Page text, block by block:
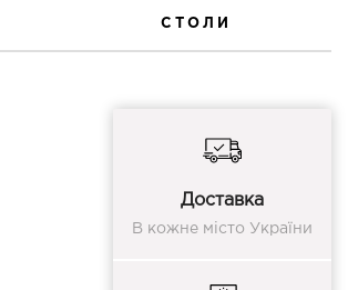
СТОЛИ
Доставка
В кожне місто України